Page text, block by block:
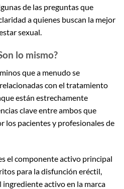
de las preguntas que
a quienes buscan la mejor
sexual.
lo mismo?
que a menudo se
con el tratamiento
están estrechamente
clave entre ambos que
los pacientes y profesionales de
el componente activo principal
para la disfunción eréctil,
activo en la marca